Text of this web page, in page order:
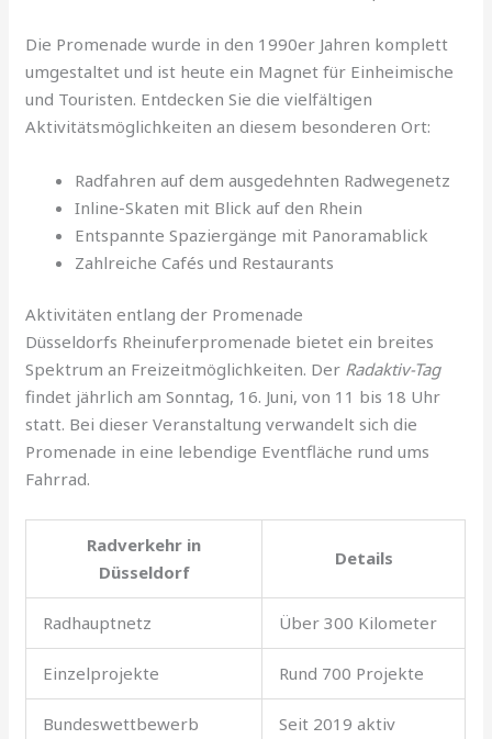
Die Promenade wurde in den 1990er Jahren komplett
umgestaltet und ist heute ein Magnet für Einheimische
und Touristen. Entdecken Sie die vielfältigen
Aktivitätsmöglichkeiten an diesem besonderen Ort:
Radfahren auf dem ausgedehnten Radwegenetz
Inline-Skaten mit Blick auf den Rhein
Entspannte Spaziergänge mit Panoramablick
Zahlreiche Cafés und Restaurants
Aktivitäten entlang der Promenade
Düsseldorfs Rheinuferpromenade bietet ein breites
Spektrum an Freizeitmöglichkeiten. Der Radaktiv-Tag
findet jährlich am Sonntag, 16. Juni, von 11 bis 18 Uhr
statt. Bei dieser Veranstaltung verwandelt sich die
Promenade in eine lebendige Eventfläche rund ums
Fahrrad.
Radverkehr in
Düsseldorf
Details
Radhauptnetz Über 300 Kilometer
Einzelprojekte Rund 700 Projekte
Bundeswettbewerb
Seit 2019 aktiv